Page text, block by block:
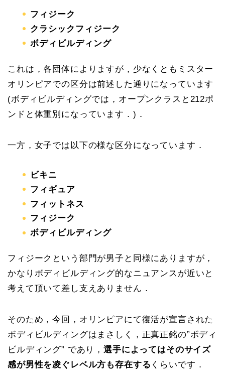
フィジーク
クラシックフィジーク
ボディビルディング
これは，各団体によりますが，少なくともミスター
オリンピアでの区分は前述した通りになっています
(ボディビルディングでは，オープンクラスと212ポ
ンドと体重別になっています．)．
一方，女子では以下の様な区分になっています．
ビキニ
フィギュア
フィットネス
フィジーク
ボディビルディング
フィジークという部門が男子と同様にありますが，
かなりボディビルディング的なニュアンスが近いと
考えて頂いて差し支えありません．
そのため，今回，オリンピアにて復活が宣言された
ボディビルディングはまさしく，正真正銘の”ボディ
ビルディング” であり，選手によってはそのサイズ
感が男性を凌ぐレベル方も存在する くらいです．